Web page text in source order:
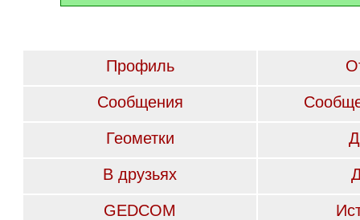
Профиль
Сообщения
Геометки
В друзьях
GEDCOM